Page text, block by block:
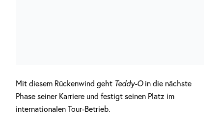
Mit diesem Rückenwind geht Teddy-O in die nächste
Phase seiner Karriere und festigt seinen Platz im
internationalen Tour-Betrieb.